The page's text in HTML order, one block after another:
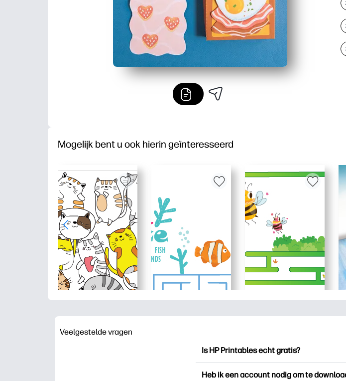
Mogelijk bent u ook hierin geïnteresseerd
Veelgestelde vragen
Is HP Printables echt gratis?
Heb ik een account nodig om te